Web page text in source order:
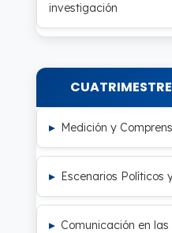
investigación
Medición y
Escenarios Políticos
Comunicación en